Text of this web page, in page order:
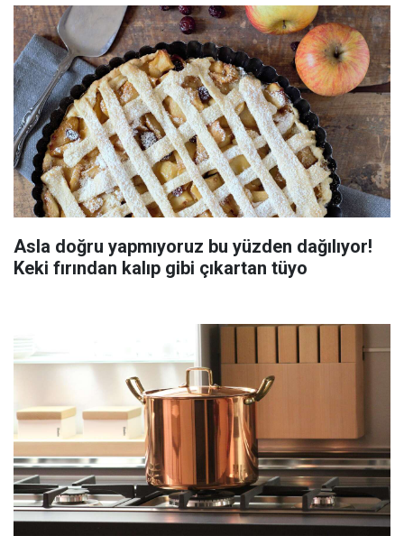
Asla doğru yapmıyoruz bu yüzden dağılıyor!
Keki fırından kalıp gibi çıkartan tüyo